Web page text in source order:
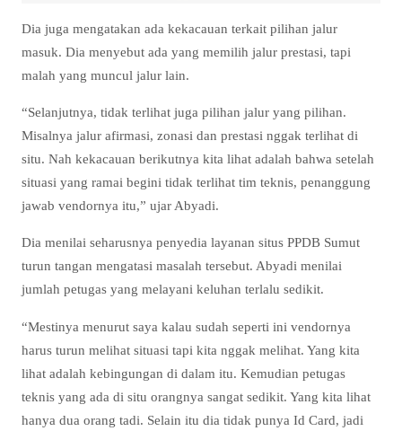
Dia juga mengatakan ada kekacauan terkait pilihan jalur
masuk. Dia menyebut ada yang memilih jalur prestasi, tapi
malah yang muncul jalur lain.
“Selanjutnya, tidak terlihat juga pilihan jalur yang pilihan.
Misalnya jalur afirmasi, zonasi dan prestasi nggak terlihat di
situ. Nah kekacauan berikutnya kita lihat adalah bahwa setelah
situasi yang ramai begini tidak terlihat tim teknis, penanggung
jawab vendornya itu,” ujar Abyadi.
Dia menilai seharusnya penyedia layanan situs PPDB Sumut
turun tangan mengatasi masalah tersebut. Abyadi menilai
jumlah petugas yang melayani keluhan terlalu sedikit.
“Mestinya menurut saya kalau sudah seperti ini vendornya
harus turun melihat situasi tapi kita nggak melihat. Yang kita
lihat adalah kebingungan di dalam itu. Kemudian petugas
teknis yang ada di situ orangnya sangat sedikit. Yang kita lihat
hanya dua orang tadi. Selain itu dia tidak punya Id Card, jadi